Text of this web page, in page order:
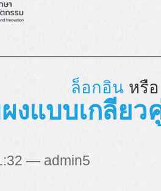
ล็อกอิน หรื
ผงแบบเกลีย
— admin5